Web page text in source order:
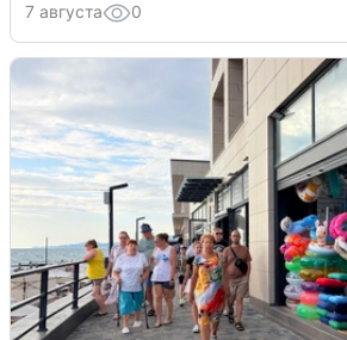
7 августа 0